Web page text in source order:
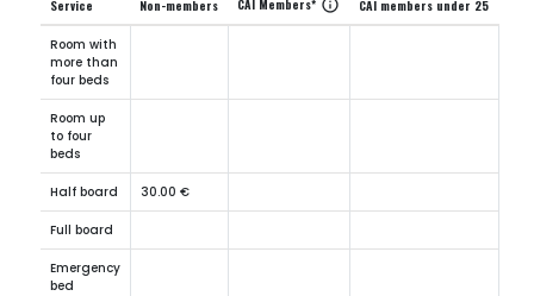
Service Non-members CAI Members* info CAI members under 25
Room with
more than
four beds
Room up
to four
beds
Half board 30.00 €
Full board
Emergency
bed